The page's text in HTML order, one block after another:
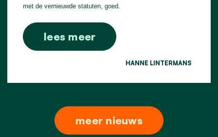
met de vernieuwde statuten, goed.
lees meer
HANNE LINTERMANS
meer nieuws